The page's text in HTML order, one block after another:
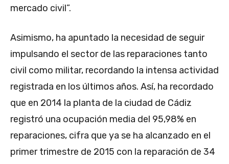
mercado civil”.
Asimismo, ha apuntado la necesidad de seguir
impulsando el sector de las reparaciones tanto
civil como militar, recordando la intensa actividad
registrada en los últimos años. Así, ha recordado
que en 2014 la planta de la ciudad de Cádiz
registró una ocupación media del 95,98% en
reparaciones, cifra que ya se ha alcanzado en el
primer trimestre de 2015 con la reparación de 34